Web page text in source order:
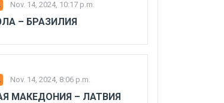
Nov. 14, 2024, 10:17 p.m.
– БРАЗИЛИЯ
Nov. 14, 2024, 8:06 p.m.
МАКЕДОНИЯ – ЛАТВИЯ